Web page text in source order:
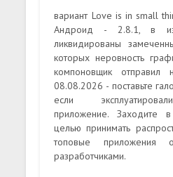
вариант Love is in small
Андроид - 2.8.1, в
ликвидированы
которых неровность
компоновщик
08.08.2026 - поставьте
если
приложение. Заходите
целью принимать
топовые приложения
разработчиками.